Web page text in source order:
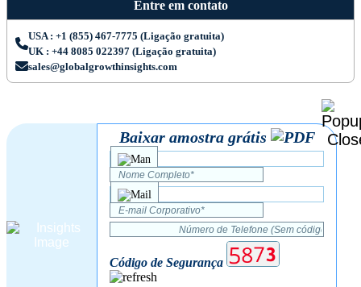
Entre em contato
USA : +1 (855) 467-7775 (Ligação gratuita)
UK : +44 8085 022397 (Ligação gratuita)
sales@globalgrowthinsights.com
Baixar amostra grátis
Código de Segurança